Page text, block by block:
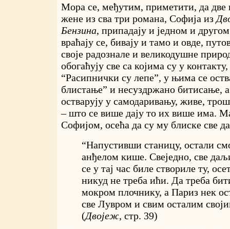
Мора се, међутим, приметити, да две
жене из сва три романа, Софија из
Бензина, припадају и једном и
враћају се, бивају и тамо и овде,
своје радознале и великодушне
обогаћују све са којима су у
“Расипнички су лепе”, у њима се
блистање” и несуздржано битисање,
остварују у самодаривању, живе,
– што се више дају то их више има.
Софијом, осећа да су му блиске све
“Напустивши станицу, остали
анђелом кише. Свеједно, све
се у тај час биле створиле ту,
никуд не треба ићи. Да треба
мокром плочнику, а Париз нек
све Лувром и свим осталим
(Двојеж, стр. 39)